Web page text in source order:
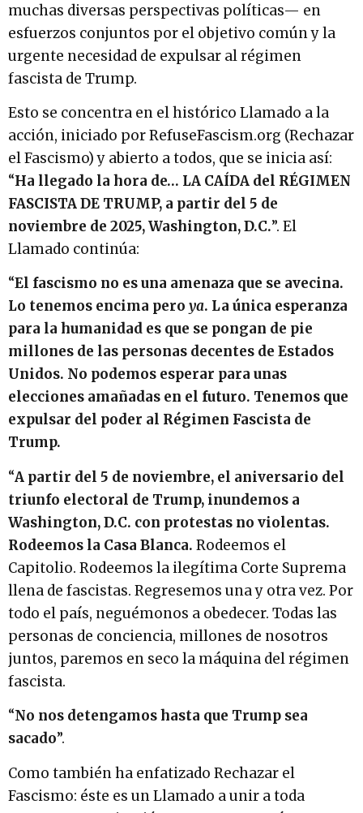
muchas diversas perspectivas políticas— en
esfuerzos conjuntos por el objetivo común y la
urgente necesidad de expulsar al régimen
fascista de Trump.
Esto se concentra en el histórico Llamado a la
acción, iniciado por RefuseFascism.org (Rechazar
el Fascismo) y abierto a todos, que se inicia así:
“Ha llegado la hora de… LA CAÍDA del RÉGIMEN
FASCISTA DE TRUMP, a partir del 5 de
noviembre de 2025, Washington, D.C.”. El
Llamado continúa:
“El fascismo no es una amenaza que se avecina.
Lo tenemos encima pero ya. La única esperanza
para la humanidad es que se pongan de pie
millones de las personas decentes de Estados
Unidos. No podemos esperar para unas
elecciones amañadas en el futuro. Tenemos que
expulsar del poder al Régimen Fascista de
Trump.
“A partir del 5 de noviembre, el aniversario del
triunfo electoral de Trump, inundemos a
Washington, D.C. con protestas no violentas.
Rodeemos la Casa Blanca. Rodeemos el
Capitolio. Rodeemos la ilegítima Corte Suprema
llena de fascistas. Regresemos una y otra vez. Por
todo el país, neguémonos a obedecer. Todas las
personas de conciencia, millones de nosotros
juntos, paremos en seco la máquina del régimen
fascista.
“No nos detengamos hasta que Trump sea
sacado”.
Como también ha enfatizado Rechazar el
Fascismo: éste es un Llamado a unir a toda